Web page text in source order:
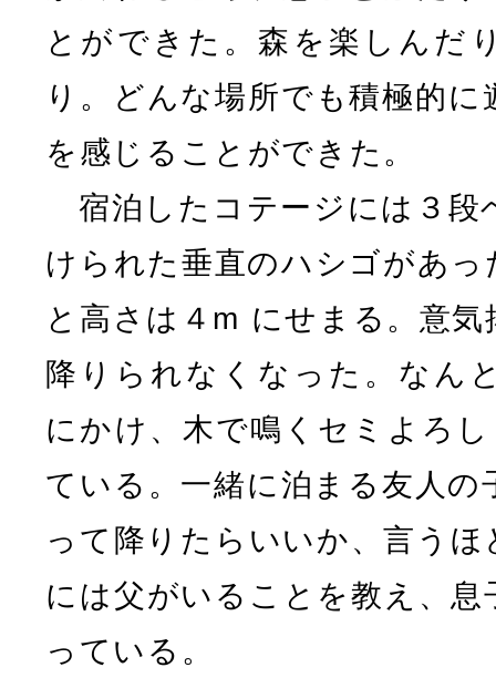
とができた。森を楽しんだ
り。どんな場所でも積極的
を感じることができた。
宿泊したコテージには３段
けられた垂直のハシゴがあ
と高さは４m にせまる。意
降りられなくなった。なん
にかけ、木で鳴くセミよろ
ている。一緒に泊まる友人
って降りたらいいか、言う
には父がいることを教え、
っている。